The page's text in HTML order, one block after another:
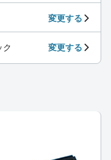
変更する
ク 変更する